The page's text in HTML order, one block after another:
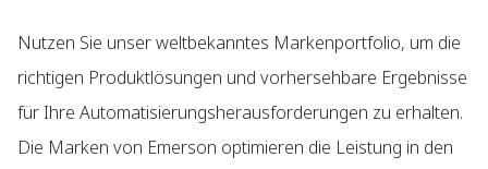
Nutzen Sie unser weltbekanntes Markenportfolio, um die
richtigen Produktlösungen und vorhersehbare Ergebnisse
für Ihre Automatisierungsherausforderungen zu erhalten.
Die Marken von Emerson optimieren die Leistung in den